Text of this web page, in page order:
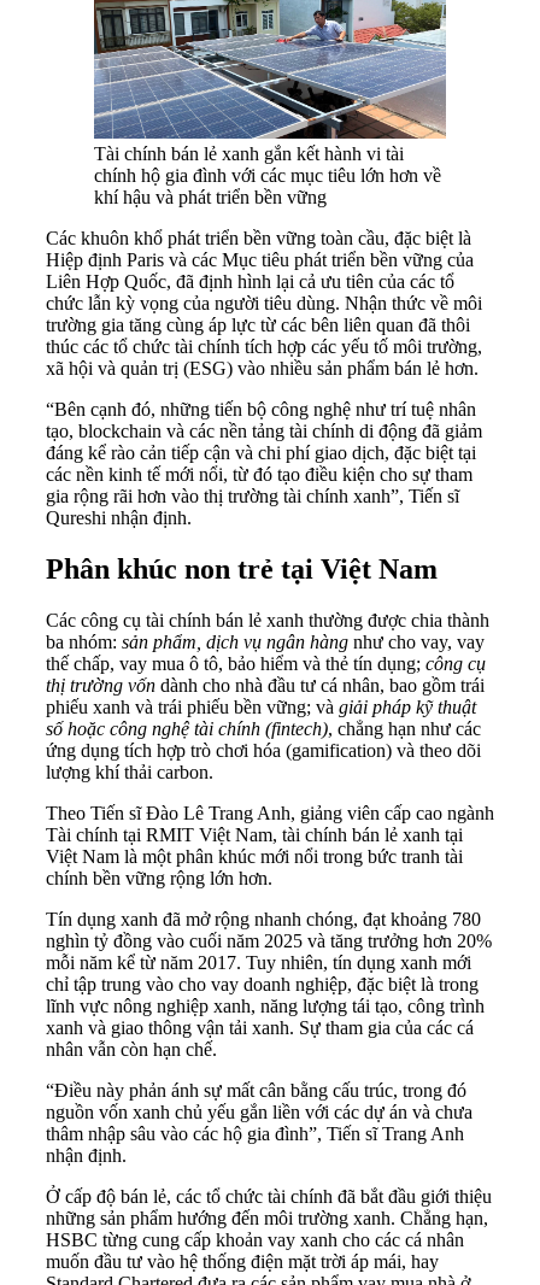
Tài chính bán lẻ xanh gắn kết hành vi tài
chính hộ gia đình với các mục tiêu lớn hơn về
khí hậu và phát triển bền vững
Các khuôn khổ phát triển bền vững toàn cầu, đặc biệt là
Hiệp định Paris và các Mục tiêu phát triển bền vững của
Liên Hợp Quốc, đã định hình lại cả ưu tiên của các tổ
chức lẫn kỳ vọng của người tiêu dùng. Nhận thức về môi
trường gia tăng cùng áp lực từ các bên liên quan đã thôi
thúc các tổ chức tài chính tích hợp các yếu tố môi trường,
xã hội và quản trị (ESG) vào nhiều sản phẩm bán lẻ hơn.
“Bên cạnh đó, những tiến bộ công nghệ như trí tuệ nhân
tạo, blockchain và các nền tảng tài chính di động đã giảm
đáng kể rào cản tiếp cận và chi phí giao dịch, đặc biệt tại
các nền kinh tế mới nổi, từ đó tạo điều kiện cho sự tham
gia rộng rãi hơn vào thị trường tài chính xanh”, Tiến sĩ
Qureshi nhận định.
Phân khúc non trẻ tại Việt Nam
Các công cụ tài chính bán lẻ xanh thường được chia thành
ba nhóm: sản phẩm, dịch vụ ngân hàng như cho vay, vay
thế chấp, vay mua ô tô, bảo hiểm và thẻ tín dụng; công cụ
thị trường vốn dành cho nhà đầu tư cá nhân, bao gồm trái
phiếu xanh và trái phiếu bền vững; và giải pháp kỹ thuật
số hoặc công nghệ tài chính (fintech), chẳng hạn như các
ứng dụng tích hợp trò chơi hóa (gamification) và theo dõi
lượng khí thải carbon.
Theo Tiến sĩ Đào Lê Trang Anh, giảng viên cấp cao ngành
Tài chính tại RMIT Việt Nam, tài chính bán lẻ xanh tại
Việt Nam là một phân khúc mới nổi trong bức tranh tài
chính bền vững rộng lớn hơn.
Tín dụng xanh đã mở rộng nhanh chóng, đạt khoảng 780
nghìn tỷ đồng vào cuối năm 2025 và tăng trưởng hơn 20%
mỗi năm kể từ năm 2017. Tuy nhiên, tín dụng xanh mới
chỉ tập trung vào cho vay doanh nghiệp, đặc biệt là trong
lĩnh vực nông nghiệp xanh, năng lượng tái tạo, công trình
xanh và giao thông vận tải xanh. Sự tham gia của các cá
nhân vẫn còn hạn chế.
“Điều này phản ánh sự mất cân bằng cấu trúc, trong đó
nguồn vốn xanh chủ yếu gắn liền với các dự án và chưa
thâm nhập sâu vào các hộ gia đình”, Tiến sĩ Trang Anh
nhận định.
Ở cấp độ bán lẻ, các tổ chức tài chính đã bắt đầu giới thiệu
những sản phẩm hướng đến môi trường xanh. Chẳng hạn,
HSBC từng cung cấp khoản vay xanh cho các cá nhân
muốn đầu tư vào hệ thống điện mặt trời áp mái, hay